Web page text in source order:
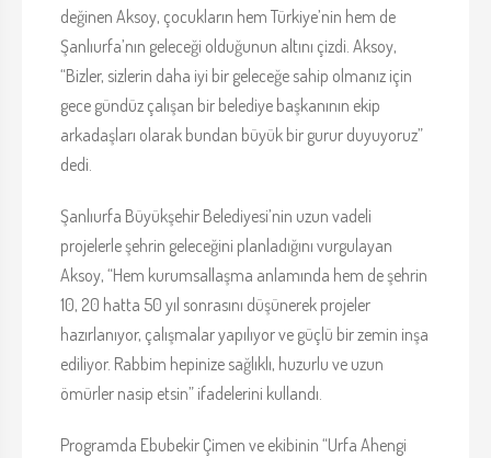
değinen Aksoy, çocukların hem Türkiye’nin hem de
Şanlıurfa’nın geleceği olduğunun altını çizdi. Aksoy,
“Bizler, sizlerin daha iyi bir geleceğe sahip olmanız için
gece gündüz çalışan bir belediye başkanının ekip
arkadaşları olarak bundan büyük bir gurur duyuyoruz”
dedi.
Şanlıurfa Büyükşehir Belediyesi’nin uzun vadeli
projelerle şehrin geleceğini planladığını vurgulayan
Aksoy, “Hem kurumsallaşma anlamında hem de şehrin
10, 20 hatta 50 yıl sonrasını düşünerek projeler
hazırlanıyor, çalışmalar yapılıyor ve güçlü bir zemin inşa
ediliyor. Rabbim hepinize sağlıklı, huzurlu ve uzun
ömürler nasip etsin” ifadelerini kullandı.
Programda Ebubekir Çimen ve ekibinin “Urfa Ahengi